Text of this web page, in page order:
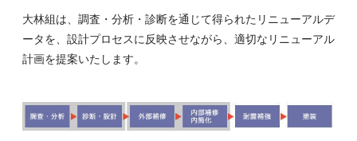
大林組は、調査・分析・診断を通じて得られたリニューアルデ
ータを、設計プロセスに反映させながら、適切なリニューアル
計画を提案いたします。